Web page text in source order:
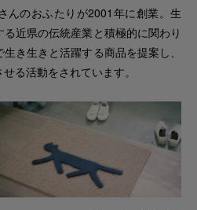
んのおふたりが2001年に創業。生
近県の伝統産業と積極的に関わり
き生きと活躍する商品を提案し、
る活動をされています。